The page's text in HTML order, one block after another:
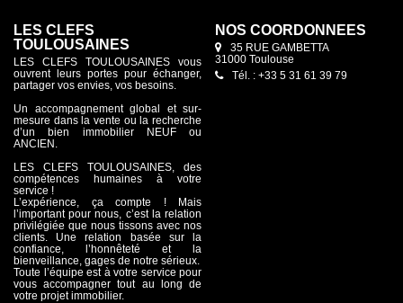
LES CLEFS
TOULOUSAINES
LES CLEFS TOULOUSAINES vous
ouvrent leurs portes pour échanger,
partager vos envies, vos besoins.
Un accompagnement global et sur-
mesure dans la vente ou la recherche
d’un bien immobilier NEUF ou
ANCIEN.
LES CLEFS TOULOUSAINES, des
compétences humaines à votre
service !
L’expérience, ça compte ! Mais
l’important pour nous, c’est la relation
privilégiée que nous tissons avec nos
clients. Une relation basée sur la
confiance, l’honnêteté et la
bienveillance, gages de notre sérieux.
Toute l’équipe est à votre service pour
vous accompagner tout au long de
votre projet immobilier.
NOS COORDONNÉES
35 RUE GAMBETTA
31000 Toulouse
Tél. : +33 5 31 61 39 79